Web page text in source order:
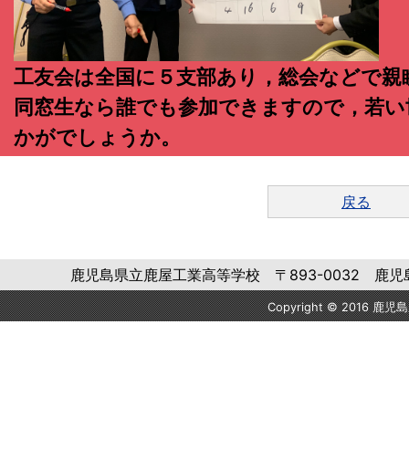
工友会は全国に５支部あり，総会などで
同窓生なら誰でも参加できますので，若
かがでしょうか。
戻る
鹿児島県立鹿屋工業高等学校 〒893-0032 鹿
Copyright © 2016 鹿児島